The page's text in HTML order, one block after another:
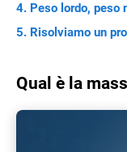
Peso lordo, peso
Risolviamo un
Qual è la